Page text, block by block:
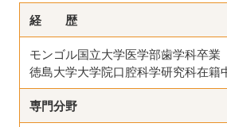
経 歴
モンゴル国立大学医学部歯学科卒業
徳島大学大学院口腔科学研究科在籍
専門分野